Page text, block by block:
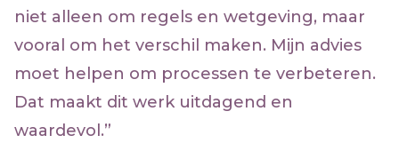
niet alleen om regels en wetgeving, maar
vooral om het verschil maken. Mijn advies
moet helpen om processen te verbeteren.
Dat maakt dit werk uitdagend en
waardevol.”